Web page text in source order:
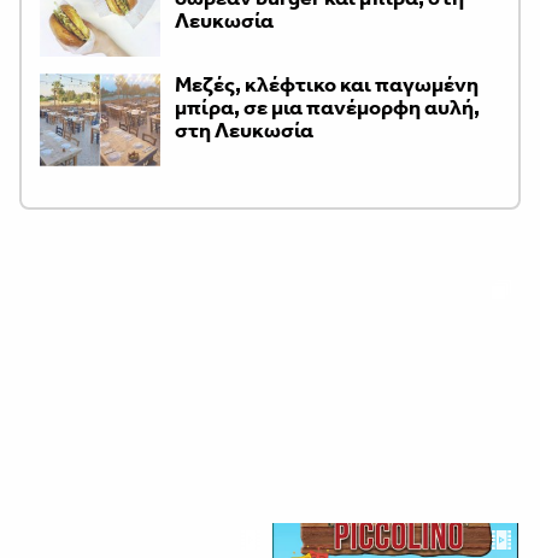
Λευκωσία
Μεζές, κλέφτικο και παγωμένη
μπίρα, σε μια πανέμορφη αυλή,
στη Λευκωσία